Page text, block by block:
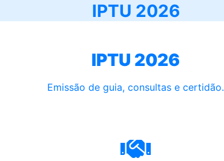
IPTU 2026
IPTU 2026
Emissão de guia, consultas e certidão.